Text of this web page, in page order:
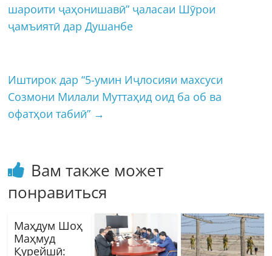
шароити ҷаҳонишавӣ” ҷаласаи Шӯрои
ҷамъиятӣ дар Душанбе
Иштирок дар “5-умин Иҷлосияи махсуси
Созмони Милали Муттаҳид оид ба об ва
офатҳои табиӣ” →
Вам также может
понравиться
Маҳдум Шоҳ
Маҳмуд
Қурейшӣ: